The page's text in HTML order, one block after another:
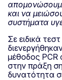
και να
συστήματα
Σε ειδικά
μέθοδος PCR
στην πράξη
δυνατότητα